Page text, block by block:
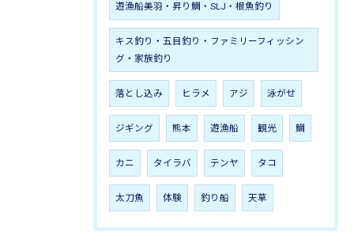
遊漁船美羽・昇り鯛・SLJ・根魚釣り
キス釣り・五目釣り・ファミリーフィッシン
グ・家族釣り
落とし込み ヒラメ アジ 泳がせ
ジギング 熊本 遊漁船 観光 鯛
カニ タイラバ テンヤ タコ
太刀魚 体験 釣り船 天草